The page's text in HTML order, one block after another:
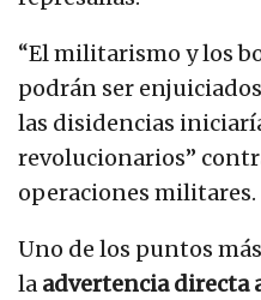
“El militarismo y los
podrán ser
las disidencias
revolucionarios”
operaciones militares.
Uno de los puntos
la advertencia directa